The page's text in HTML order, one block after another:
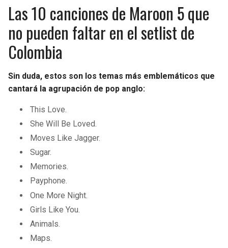
Las 10 canciones de Maroon 5 que
no pueden faltar en el setlist de
Colombia
Sin duda, estos son los temas más emblemáticos que
cantará la agrupación de pop anglo:
This Love.
She Will Be Loved.
Moves Like Jagger.
Sugar.
Memories.
Payphone.
One More Night.
Girls Like You.
Animals.
Maps.